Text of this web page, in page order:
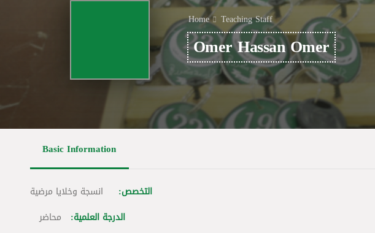
Home Teaching Staff
Omer Hassan Omer
Basic Information
التخصص:
انسجة وخلايا مرضية
الدرجة العلمية:
محاضر